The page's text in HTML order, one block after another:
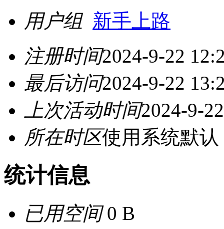
用户组 新手上路
注册时间2024-9-22
最后访问2024-9-22
上次活动时间2024-9-
所在时区使用系统默认
统计信息
已用空间0 B